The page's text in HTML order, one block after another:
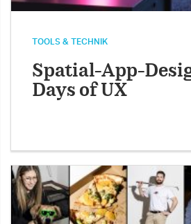
TOOLS & TECHNIK
Spatial-App-
Days of UX